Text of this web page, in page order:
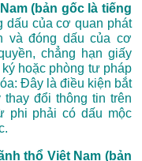
(bản gốc là tiếng
dấu của cơ quan phát
và đóng dấu của cơ
chẳng hạn giấy
hoặc phòng tư pháp
Đây là điều kiện bắt
đổi thông tin trên
phi phải có dấu mộc
thổ Việt Nam (bản